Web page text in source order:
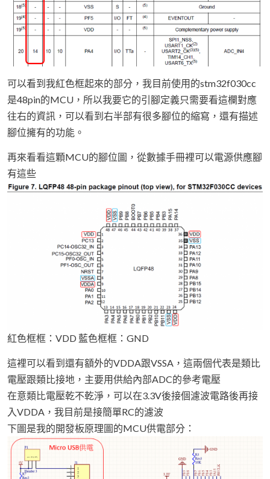
可以看到我紅色框起來的部分，我目前使用的stm32f030cc
是48pin的MCU，所以我要它的引腳定義只需要看這欄對應
往右的資訊，可以看到右半部有很多腳位的縮寫，還有描述
腳位擁有的功能。
再來看看這顆MCU的腳位圖，從數據手冊裡可以電源供應腳
有這些
紅色框框：VDD 藍色框框：GND
這裡可以看到還有額外的VDDA跟VSSA，這兩個代表是類比
電壓跟類比接地，主要用供給內部ADC的參考電壓
在意類比電壓乾不乾淨，可以在3.3V後接個濾波電路後再接
入VDDA，我目前是接簡單RC的濾波
下圖是我的開發板原理圖的MCU供電部分：